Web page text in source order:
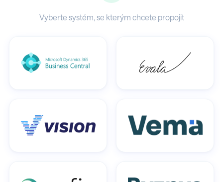
Vyberte systém, se kterým chcete propojit